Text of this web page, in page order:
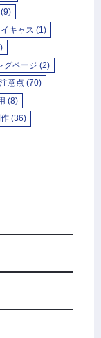
(9)
キャス (1)
グページ (2)
意点 (70)
(8)
(36)